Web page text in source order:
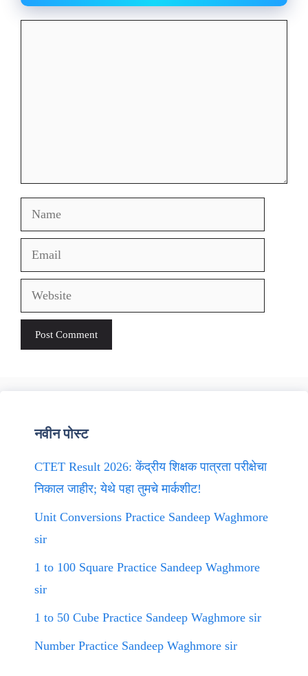
Name
Email
Website
नवीन पोस्ट
CTET Result 2026: केंद्रीय शिक्षक पात्रता परीक्षेचा
निकाल जाहीर; येथे पहा तुमचे मार्कशीट!
Unit Conversions Practice Sandeep Waghmore
sir
1 to 100 Square Practice Sandeep Waghmore
sir
1 to 50 Cube Practice Sandeep Waghmore sir
Number Practice Sandeep Waghmore sir